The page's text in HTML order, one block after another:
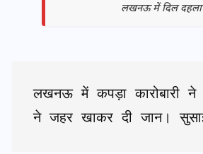
लखनऊ में दिल दहला
लखनऊ में कपड़ा कारोबारी ने
ने जहर खाकर दी जान।